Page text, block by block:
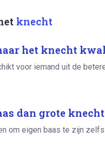
knecht
het knecht
voor iemand uit de
dan grote
om eigen baas te zijn